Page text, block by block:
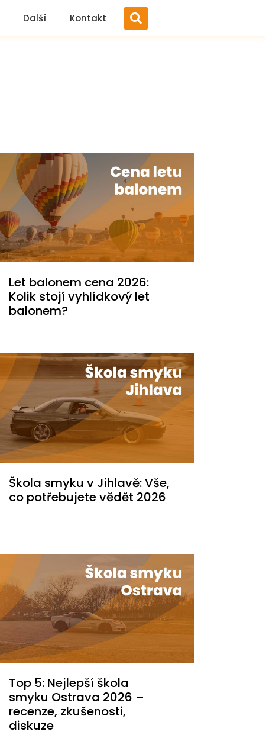
Další Kontakt
Let balonem cena 2026:
Kolik stojí vyhlídkový let
balonem?
Škola smyku v Jihlavě: Vše,
co potřebujete vědět 2026
Top 5: Nejlepší škola
smyku Ostrava 2026 –
recenze, zkušenosti,
diskuze